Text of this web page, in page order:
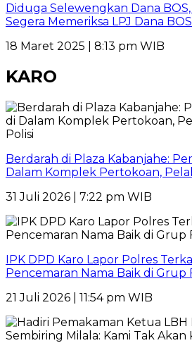
Diduga Selewengkan Dana
Segera Memeriksa LPJ Dana
18 Maret 2025 | 8:13 pm WIB
KARO
Berdarah di Plaza Kabanjahe:
Dalam Komplek Pertokoan,
31 Juli 2026 | 7:22 pm WIB
IPK DPD Karo Lapor Polres
Pencemaran Nama Baik di Grup
21 Juli 2026 | 11:54 pm WIB